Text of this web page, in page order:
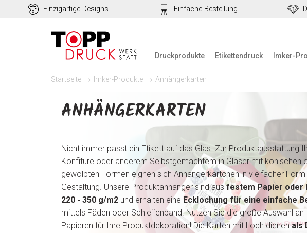
Einzigartige Designs Einfache Bestellung
Druckprodukte Etikettendruck Imker-
Startseite Imker-Produkte Anhängerkarten
ANHÄNGERKARTEN
Nicht immer passt ein Etikett auf das Glas. Zur Produktausstattung
Konfitüre oder anderem Selbstgemachtem in Gläser mit konischen
gewölbten Formen eignen sich Anhängerkärtchen in vielfacher Form
Gestaltung. Unsere Produktanhänger sind ausfestem Papier oder
220 - 350 g/m2 und erhalten eine Ecklochung für eine einfache
mittels Fäden oder Schleifenband. Nutzen Sie die große Auswahl an
Papieren für Ihre Produktdekoration! Die Karten mit Loch dienenals